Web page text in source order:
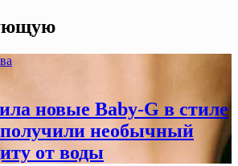
новые Baby-G в стиле
необычный
от воды